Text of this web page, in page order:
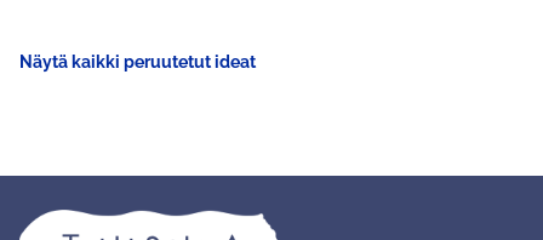
Näytä kaikki peruutetut ideat